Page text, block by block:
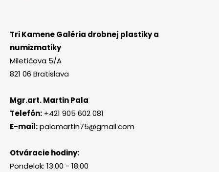
Tri Kamene Galéria drobnej plastiky a
numizmatiky
Miletičova 5/A
821 06 Bratislava
Mgr.art. Martin Pala
Telefón: +421 905 602 081
E-mail:palamartin75@gmail.com
Otváracie hodiny:
Pondelok: 13:00 - 18:00